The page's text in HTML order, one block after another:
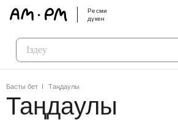
Ресми
дүкен
Басты бет Таңдаулы
Таңдаулы